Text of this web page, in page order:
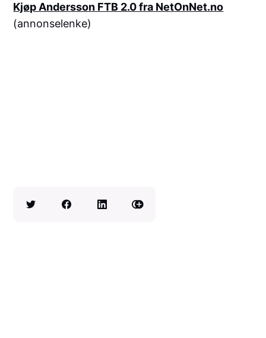
Kjøp Andersson FTB 2.0 fra NetOnNet.no
(annonselenke)